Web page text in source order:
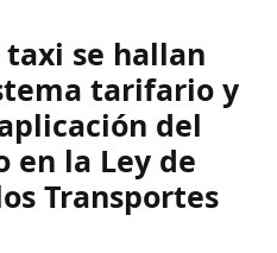
taxi se hallan
tarifario y
del
en la Ley de
Transportes